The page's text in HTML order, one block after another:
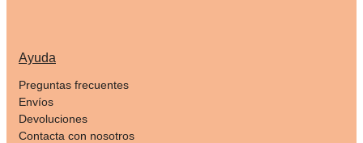
Ayuda
Preguntas frecuentes
Envíos
Devoluciones
Contacta con nosotros